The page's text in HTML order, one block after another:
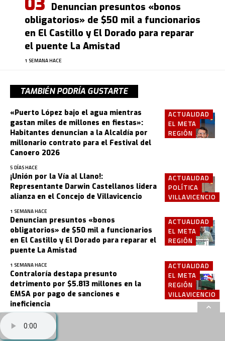
Denuncian presuntos «bonos
obligatorios» de $50 mil a funcionarios
en El Castillo y El Dorado para reparar
el puente La Amistad
1 SEMANA HACE
TAMBIÉN PODRÍA GUSTARTE
ACTUALIDAD
EL META
REGIÓN
«Puerto López bajo el agua mientras
gastan miles de millones en fiestas»:
Habitantes denuncian a la Alcaldía por
millonario contrato para el Festival del
Canoero 2026
5 DÍAS HACE
ACTUALIDAD
POLÍTICA
VILLAVICENCIO
¡Unión por la Vía al Llano!:
Representante Darwin Castellanos lidera
alianza en el Concejo de Villavicencio
1 SEMANA HACE
ACTUALIDAD
EL META
REGIÓN
Denuncian presuntos «bonos
obligatorios» de $50 mil a funcionarios
en El Castillo y El Dorado para reparar el
puente La Amistad
1 SEMANA HACE
ACTUALIDAD
EL META
REGIÓN
VILLAVICENCIO
Contraloría destapa presunto
detrimento por $5.813 millones en la
EMSA por pago de sanciones e
ineficiencia